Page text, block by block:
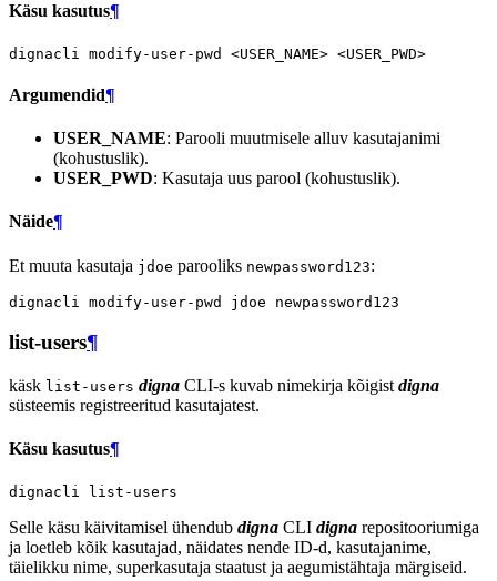
Käsu kasutus¶
dignacli modify-user-pwd <USER_NAME>
Argumendid¶
USER_NAME: Parooli muutmisele alluv kasutajanimi
(kohustuslik).
USER_PWD: Kasutaja uus parool (kohustuslik).
Näide¶
Et muuta kasutaja jdoe parooliks newpassword123:
dignacli modify-user-pwd jdoe
list-users¶
käsk list-users digna CLI-s kuvab nimekirja kõigist digna
süsteemis registreeritud kasutajatest.
Käsu kasutus¶
dignacli
Selle käsu käivitamisel ühendub digna CLI digna repositooriumiga
ja loetleb kõik kasutajad, näidates nende ID-d, kasutajanime,
täielikku nime, superkasutaja staatust ja aegumistähtaja märgiseid.